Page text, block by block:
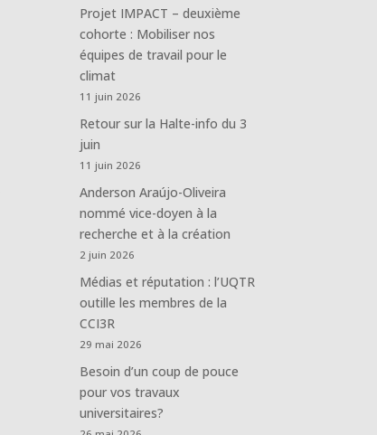
Projet IMPACT – deuxième
cohorte : Mobiliser nos
équipes de travail pour le
climat
11 juin 2026
Retour sur la Halte-info du 3
juin
11 juin 2026
Anderson Araújo-Oliveira
nommé vice-doyen à la
recherche et à la création
2 juin 2026
Médias et réputation : l’UQTR
outille les membres de la
CCI3R
29 mai 2026
Besoin d’un coup de pouce
pour vos travaux
universitaires?